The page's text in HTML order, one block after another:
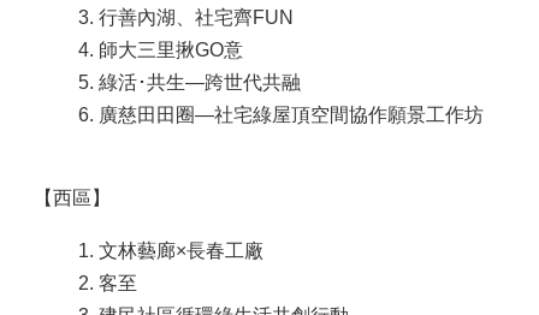
行善內湖、社宅齊FUN
師大三里揪GO意
綠活･共生—跨世代共融
廣慈田田圈—社宅綠屋頂空間協作願景工作坊
【西區】
文林藝廊×長春工廠
客至